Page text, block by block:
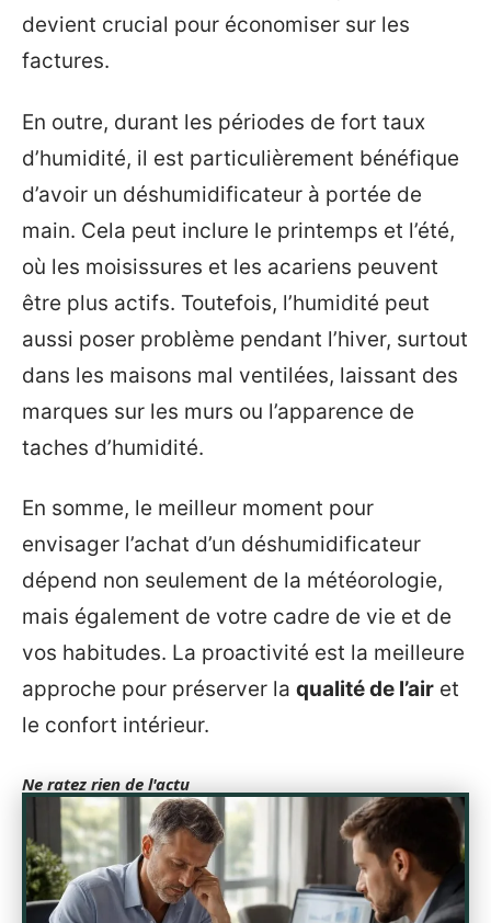
devient crucial pour économiser sur les
factures.
En outre, durant les périodes de fort taux
d’humidité, il est particulièrement bénéfique
d’avoir un déshumidificateur à portée de
main. Cela peut inclure le printemps et l’été,
où les moisissures et les acariens peuvent
être plus actifs. Toutefois, l’humidité peut
aussi poser problème pendant l’hiver, surtout
dans les maisons mal ventilées, laissant des
marques sur les murs ou l’apparence de
taches d’humidité.
En somme, le meilleur moment pour
envisager l’achat d’un déshumidificateur
dépend non seulement de la météorologie,
mais également de votre cadre de vie et de
vos habitudes. La proactivité est la meilleure
approche pour préserver la qualité de l’air et
le confort intérieur.
Ne ratez rien de l'actu